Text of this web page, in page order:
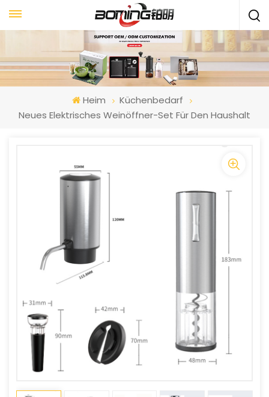
Heim
Küchenbedarf
Neues Elektrisches Weinöffner-Set Für Den Haushalt